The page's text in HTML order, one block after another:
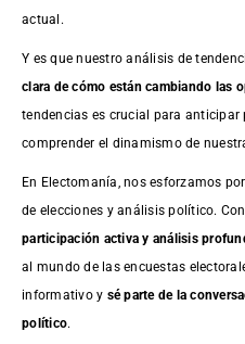
actual.
Y es que nuestro análisis de
clara de cómo están cambiando las
tendencias es crucial para
comprender el dinamismo de
En Electomanía, nos esforzamos
de elecciones y análisis político.
participación activa y análisis
al mundo de las encuestas
informativo y sé parte de la
político.